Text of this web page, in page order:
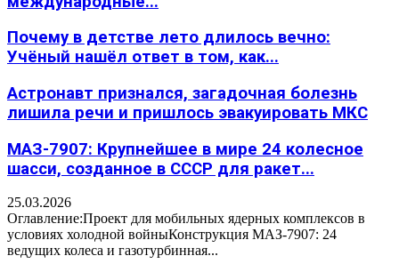
Почему в детстве лето длилось вечно:
Учёный нашёл ответ в том, как...
Астронавт признался, загадочная болезнь
лишила речи и пришлось эвакуировать МКС
МАЗ-7907: Крупнейшее в мире 24 колесное
шасси, созданное в СССР для ракет...
25.03.2026
Оглавление:Проект для мобильных ядерных комплексов в
условиях холодной войныКонструкция МАЗ-7907: 24
ведущих колеса и газотурбинная...